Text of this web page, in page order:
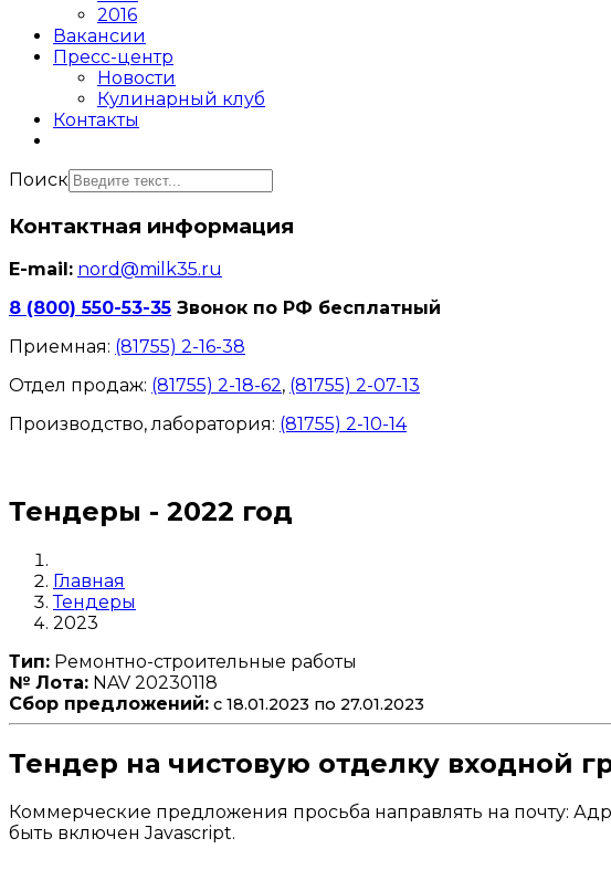
2016
Вакансии
Пресс-центр
Новости
Кулинарный клуб
Контакты
Поиск
Контактная информация
E-mail: nord@milk35.ru
8 (800) 550-53-35 Звонок по РФ бесплатный
Приемная: (81755) 2-16-38
Отдел продаж: (81755) 2-18-62, (81755) 2-07-13
Производство, лаборатория: (81755) 2-10-14
Тендеры - 2022 год
Главная
Тендеры
2023
Тип: Ремонтно-строительные работы
№ Лота: NAV 20230118
Сбор предложений: с 18.01.2023 по 27.01.2023
Тендер на чистовую отделку входной
Коммерческие предложения просьба направлять на почту:
быть включен Javascript.